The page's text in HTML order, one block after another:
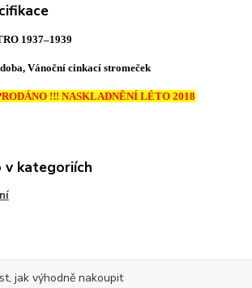
1937–1939
Vánoční cinkací stromeček
!!! NASKLADNĚNÍ LÉTO 2018
v kategoriích
jak výhodně nakoupit